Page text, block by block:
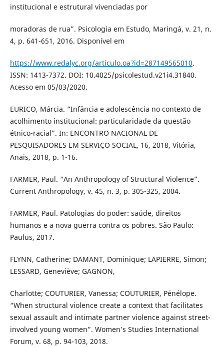
institucional e estrutural vivenciadas por
moradoras de rua”. Psicologia em Estudo, Maringá, v. 21, n.
4, p. 641-651, 2016. Disponível em
https://www.redalyc.org/articulo.oa?id=287149565010.
ISSN: 1413-7372. DOI: 10.4025/psicolestud.v21i4.31840.
Acesso em 05/03/2020.
EURICO, Márcia. “Infância e adolescência no contexto de
acolhimento institucional: particularidade da questão
étnico-racial”. In: ENCONTRO NACIONAL DE
PESQUISADORES EM SERVIÇO SOCIAL, 16, 2018, Vitória,
Anais, 2018, p. 1-16.
FARMER, Paul. “An Anthropology of Structural Violence”.
Current Anthropology, v. 45, n. 3, p. 305-325, 2004.
FARMER, Paul. Patologias do poder: saúde, direitos
humanos e a nova guerra contra os pobres. São Paulo:
Paulus, 2017.
FLYNN, Catherine; DAMANT, Dominique; LAPIERRE, Simon;
LESSARD, Geneviève; GAGNON,
Charlotte; COUTURIER, Vanessa; COUTURIER, Pénélope.
“When structural violence create a context that facilitates
sexual assault and intimate partner violence against street-
involved young women”. Women’s Studies International
Forum, v. 68, p. 94-103, 2018.